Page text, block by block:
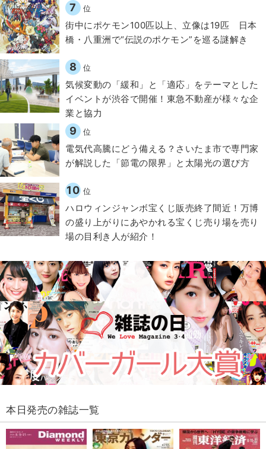
7 位
街中にポケモン100匹以上、立像は19匹 日本
橋・八重洲で“伝説のポケモン”を巡る謎解き
8 位
気候変動の「緩和」と「適応」をテーマとした
イベントが渋谷で開催！東急不動産が様々な企
業と協力
9 位
電気代高騰にどう備える？さいたま市で専門家
が解説した「節電の限界」と太陽光の選び方
10 位
ハロウィンジャンボ宝くじ販売終了間近！万博
の盛り上がりにあやかれる宝くじ売り場を売り
場の目利き人が紹介！
本日発売の雑誌一覧